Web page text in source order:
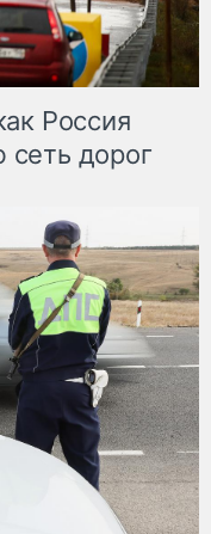
Россия
дорог